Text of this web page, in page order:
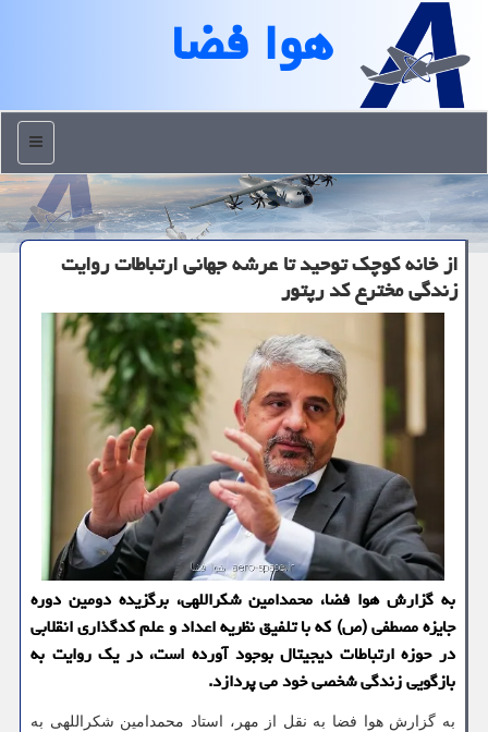
هوا فضا
منو
از خانه کوچک توحید تا عرشه جهانی ارتباطات روایت
زندگی مخترع کد رپتور
به گزارش هوا فضا، محمدامین شکراللهی، برگزیده دومین دوره
جایزه مصطفی (ص) که با تلفیق نظریه اعداد و علم کدگذاری انقلابی
در حوزه ارتباطات دیجیتال بوجود آورده است، در یک روایت به
بازگویی زندگی شخصی خود می پردازد.
به گزارش هوا فضا به نقل از مهر، استاد محمدامین شکراللهی به